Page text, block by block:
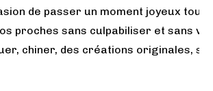
de passer un moment joyeux
proches sans culpabiliser et sans
chiner, des créations originales,